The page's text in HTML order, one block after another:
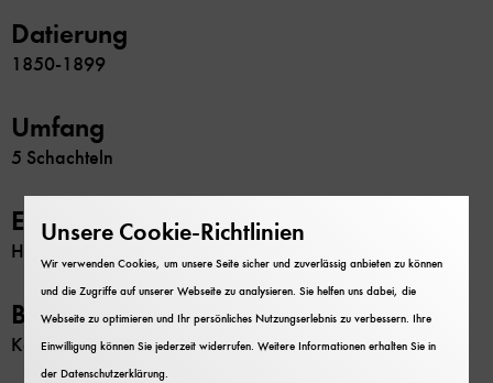
Datierung
1850-1899
Umfang
5 Schachteln
Erschließung
Handschriftenkatalog
Beschränkung
Keine
Unsere Cookie-Richtlinien
Wir verwenden Cookies, um unsere Seite sicher und zuverlässig anbieten zu können
und die Zugriffe auf unserer Webseite zu analysieren. Sie helfen uns dabei, die
Webseite zu optimieren und Ihr persönliches Nutzungserlebnis zu verbessern. Ihre
Einwilligung können Sie jederzeit widerrufen. Weitere Informationen erhalten Sie in
derDatenschutzerklärung.